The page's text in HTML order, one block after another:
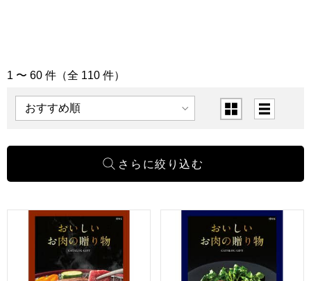
「カタログギフト」の商品一覧
1 〜 60 件（全 110 件）
表示順 表示切替
おいしいお肉の贈り物 HMC【カタログギフト】【贈りもの
おいしいお肉の贈り物 HMK